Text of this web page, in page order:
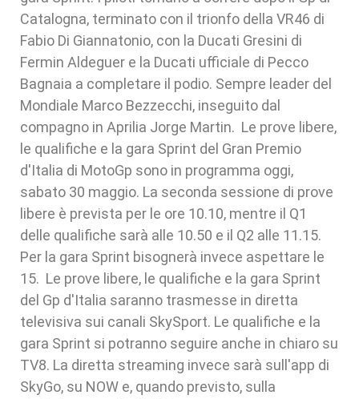
Catalogna, terminato con il trionfo della VR46 di
Fabio Di Giannatonio, con la Ducati Gresini di
Fermin Aldeguer e la Ducati ufficiale di Pecco
Bagnaia a completare il podio. Sempre leader del
Mondiale Marco Bezzecchi, inseguito dal
compagno in Aprilia Jorge Martin. Le prove libere,
le qualifiche e la gara Sprint del Gran Premio
d'Italia di MotoGp sono in programma oggi,
sabato 30 maggio. La seconda sessione di prove
libere è prevista per le ore 10.10, mentre il Q1
delle qualifiche sarà alle 10.50 e il Q2 alle 11.15.
Per la gara Sprint bisognerà invece aspettare le
15. Le prove libere, le qualifiche e la gara Sprint
del Gp d'Italia saranno trasmesse in diretta
televisiva sui canali SkySport. Le qualifiche e la
gara Sprint si potranno seguire anche in chiaro su
TV8. La diretta streaming invece sarà sull'app di
SkyGo, su NOW e, quando previsto, sulla